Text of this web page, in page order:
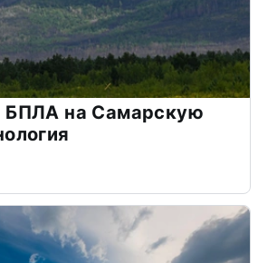
БПЛА на Самарскую